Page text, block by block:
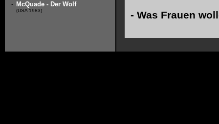
- McQuade - Der Wolf
(USA 1983) - Was Frauen